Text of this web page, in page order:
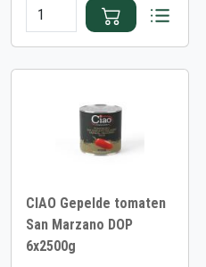
CIAO Gepelde tomaten
San Marzano DOP
6x2500g